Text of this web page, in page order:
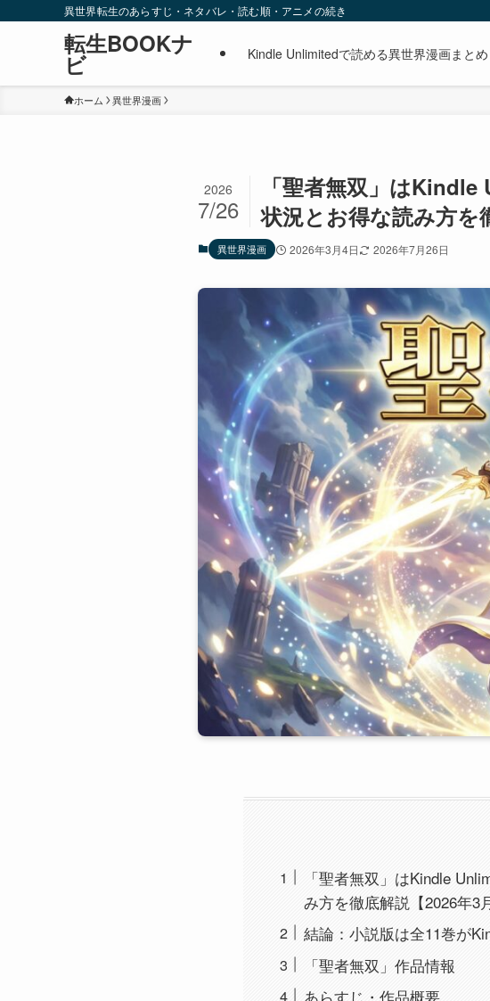
異世界転生のあらすじ・ネタバレ・読む順・アニメの続き
転生BOOKナ
ビ Kindle Unlimitedで読める異世界漫画まと
ホーム 異世界漫画
「聖者無双」は
状況とお得な読み方を
2026
7/26
異世界漫画 2026年3月4日 2026年7月26日
「聖者無双」はKindle
み方を徹底解説【2026年3
結論：小説版は全11巻が
「聖者無双」作品情報
あらすじ・作品概要